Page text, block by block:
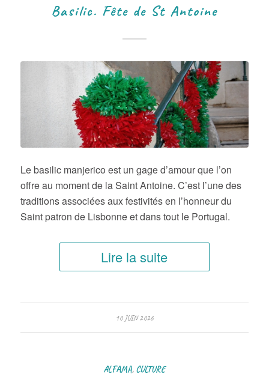
Basilic. Fête de St Antoine
Le basilic manjerico est un gage d’amour que l’on
offre au moment de la Saint Antoine. C’est l’une des
traditions associées aux festivités en l’honneur du
Saint patron de Lisbonne et dans tout le Portugal.
Lire la suite
10 JUIN 2026
ALFAMA, CULTURE